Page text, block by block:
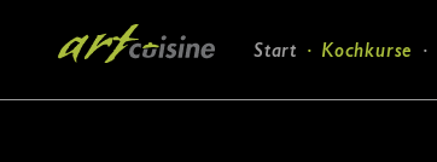
Navigation
Start Kochkurse